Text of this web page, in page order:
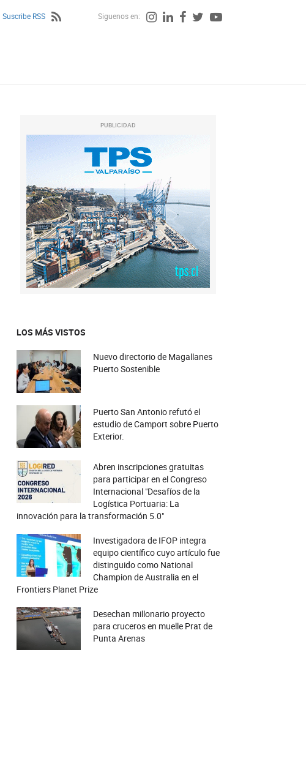
Suscribe RSS Siguenos en:
PUBLICIDAD
LOS MÁS VISTOS
Nuevo directorio de Magallanes
Puerto Sostenible
Puerto San Antonio refutó el
estudio de Camport sobre Puerto
Exterior.
Abren inscripciones gratuitas
para participar en el Congreso
Internacional "Desafíos de la
Logística Portuaria: La
innovación para la transformación 5.0"
Investigadora de IFOP integra
equipo científico cuyo artículo fue
distinguido como National
Champion de Australia en el
Frontiers Planet Prize
Desechan millonario proyecto
para cruceros en muelle Prat de
Punta Arenas